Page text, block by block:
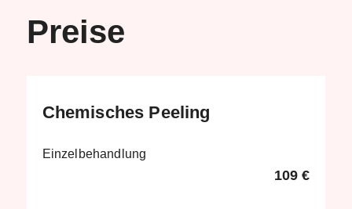
Preise
Chemisches Peeling
Einzelbehandlung
109 €